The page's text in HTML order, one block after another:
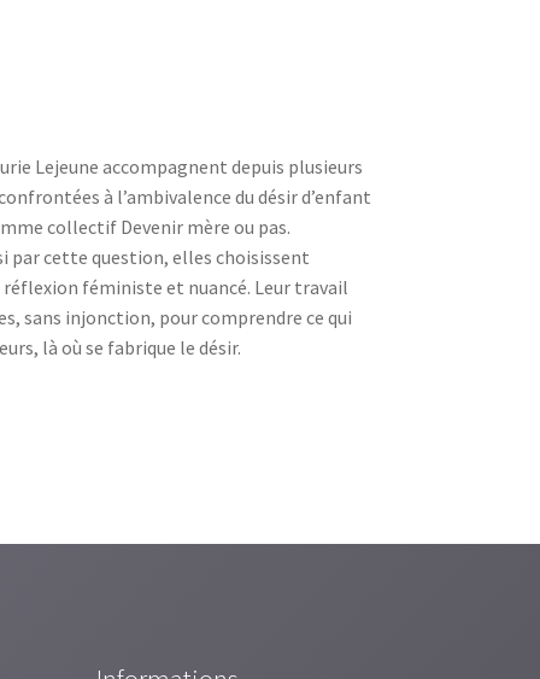
Lejeune accompagnent depuis plusieurs
à l’ambivalence du désir d’enfant
collectif Devenir mère ou pas.
par cette question, elles choisissent
réflexion féministe et nuancé. Leur travail
sans injonction, pour comprendre ce qui
là où se fabrique le désir.